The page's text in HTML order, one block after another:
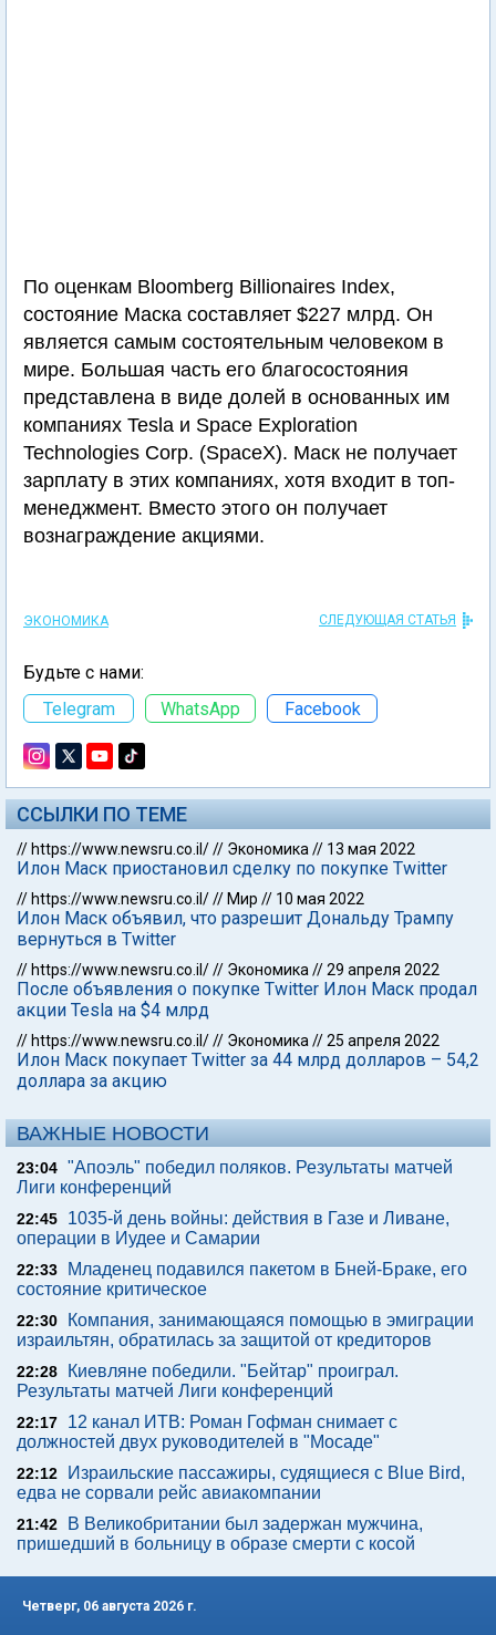
По оценкам Bloomberg Billionaires Index,
состояние Маска составляет $227 млрд. Он
является самым состоятельным человеком в
мире. Большая часть его благосостояния
представлена в виде долей в основанных им
компаниях Tesla и Space Exploration
Technologies Corp. (SpaceX). Маск не получает
зарплату в этих компаниях, хотя входит в топ-
менеджмент. Вместо этого он получает
вознаграждение акциями.
ЭКОНОМИКА СЛЕДУЮЩАЯ СТАТЬЯ
Будьте с нами:
Telegram
WhatsApp Facebook
ССЫЛКИ ПО ТЕМЕ
// https://www.newsru.co.il/// Экономика // 13 мая 2022
Илон Маск приостановил сделку по покупке Twitter
// https://www.newsru.co.il/// Мир // 10 мая 2022
Илон Маск объявил, что разрешит Дональду Трампу
вернуться в Twitter
// https://www.newsru.co.il/// Экономика //29 апреля 2022
После объявления о покупке Twitter Илон Маск продал
акции Tesla на $4 млрд
// https://www.newsru.co.il/// Экономика //25 апреля 2022
Илон Маск покупает Twitter за 44 млрд долларов – 54,2
доллара за акцию
ВАЖНЫЕ НОВОСТИ
23:04 "Апоэль" победил поляков. Результаты матчей
Лиги конференций
22:45
1035-й день войны: действия в Газе и Ливане,
операции в Иудее и Самарии
22:33
Младенец подавился пакетом в Бней-Браке, его
состояние критическое
22:30
Компания, занимающаяся помощью в эмиграции
израильтян, обратилась за защитой от кредиторов
22:28
Киевляне победили. "Бейтар" проиграл.
Результаты матчей Лиги конференций
22:17
12 канал ИТВ: Роман Гофман снимает с
должностей двух руководителей в "Мосаде"
22:12
Израильские пассажиры, судящиеся с Blue Bird,
едва не сорвали рейс авиакомпании
21:42
В Великобритании был задержан мужчина,
пришедший в больницу в образе смерти с косой
Четверг, 06 августа 2026 г.